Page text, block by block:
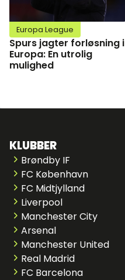
Europa League
Spurs jagter forløsning i
Europa: En utrolig
mulighed
KLUBBER
Brøndby IF
FC København
FC Midtjylland
Liverpool
Manchester City
Arsenal
Manchester United
Real Madrid
FC Barcelona